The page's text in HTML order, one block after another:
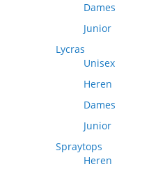
Dames
Junior
Lycras
Unisex
Heren
Dames
Junior
Spraytops
Heren